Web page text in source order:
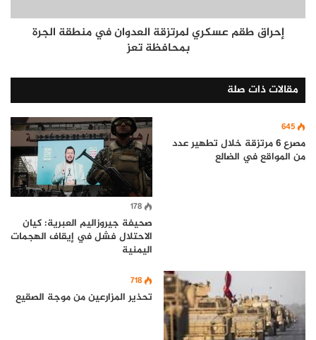
إحراق طقم عسكري لمرتزقة العدوان في منطقة الجرة
بمحافظة تعز
مقالات ذات صلة
645
مصرع 6 مرتزقة خلال تطهير عدد
من المواقع في الضالع
178
صحيفة جيروزاليم العبرية: كيان
الاحتلال فشل في إيقاف الهجمات
اليمنية
718
​تحذير المزارعين من موجة الصقيع